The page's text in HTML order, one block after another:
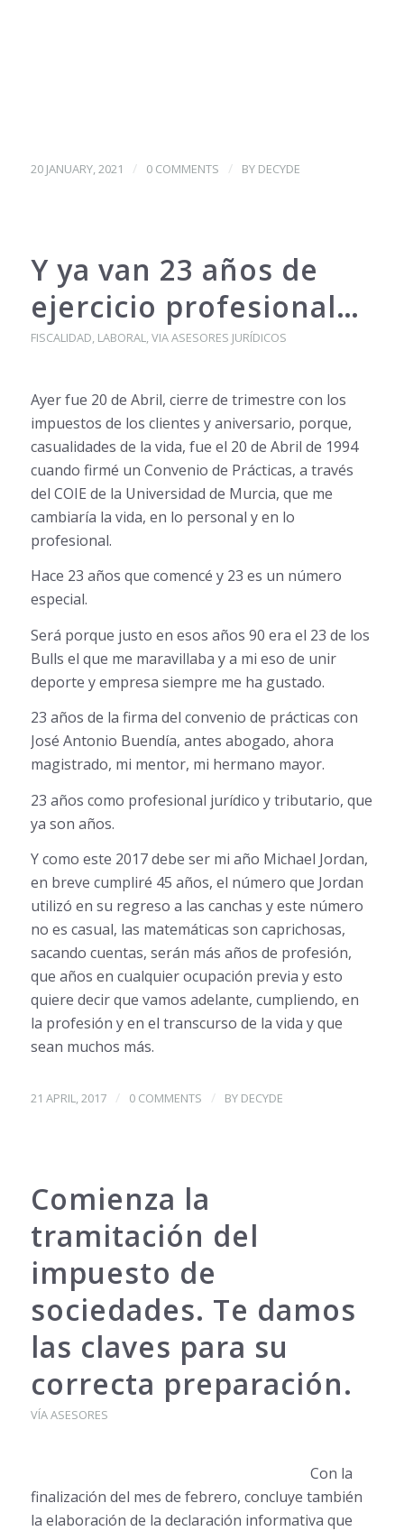
20 JANUARY, 2021 / 0 COMMENTS / BY DECYDE
Y ya van 23 años de
ejercicio profesional…
FISCALIDAD, LABORAL,VIA ASESORES JURÍDICOS
Ayer fue 20 de Abril, cierre de trimestre con los
impuestos de los clientes y aniversario, porque,
casualidades de la vida, fue el 20 de Abril de 1994
cuando firmé un Convenio de Prácticas, a través
del COIE de la Universidad de Murcia, que me
cambiaría la vida, en lo personal y en lo
profesional.
Hace 23 años que comencé y 23 es un número
especial.
Será porque justo en esos años 90 era el 23 de los
Bulls el que me maravillaba y a mi eso de unir
deporte y empresa siempre me ha gustado.
23 años de la firma del convenio de prácticas con
José Antonio Buendía, antes abogado, ahora
magistrado, mi mentor, mi hermano mayor.
23 años como profesional jurídico y tributario, que
ya son años.
Y como este 2017 debe ser mi año Michael Jordan,
en breve cumpliré 45 años, el número que Jordan
utilizó en su regreso a las canchas y este número
no es casual, las matemáticas son caprichosas,
sacando cuentas, serán más años de profesión,
que años en cualquier ocupación previa y esto
quiere decir que vamos adelante, cumpliendo, en
la profesión y en el transcurso de la vida y que
sean muchos más.
21 APRIL, 2017 / 0 COMMENTS / BY DECYDE
Comienza la
tramitación del
impuesto de
sociedades. Te damos
las claves para su
correcta preparación.
VÍA ASESORES
Con la
finalización del mes de febrero, concluye también
la elaboración de la declaración informativa que